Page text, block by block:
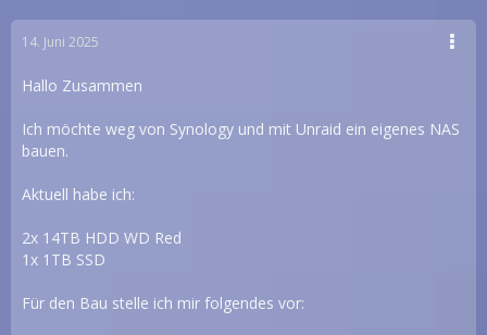
14. Juni 2025
Hallo Zusammen
Ich möchte weg von Synology und mit Unraid ein eigenes NAS
bauen.
Aktuell habe ich:
2x 14TB HDD WD Red
1x 1TB SSD
Für den Bau stelle ich mir folgendes vor: